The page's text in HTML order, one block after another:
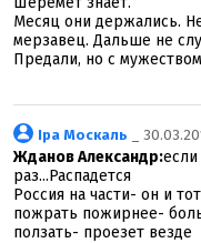
Месяц они держались.
мерзавец. Дальше не
Предали, но с
Іра Москаль _
Жданов Александр:
раз...Распадется
Россия на части- он и
пожрать пожирнее-
ползать- проезет везде